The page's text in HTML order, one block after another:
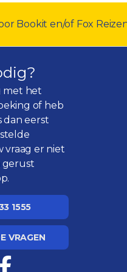
Bookit en/of Fox
met het
of heb
dan eerst
vraag er niet
gerust
1555
VRAGEN